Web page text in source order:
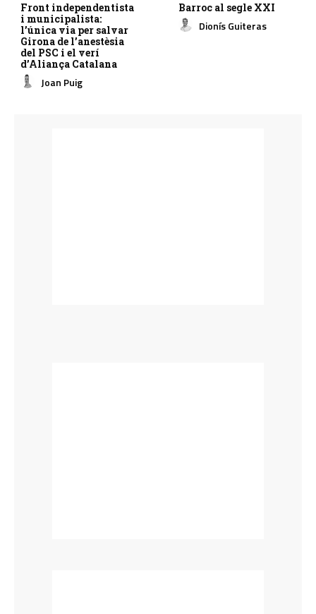
Front independentista
i municipalista:
l’única via per salvar
Girona de l’anestèsia
del PSC i el verí
d’Aliança Catalana
Joan Puig
Barroc al segle XXI
Dionís Guiteras